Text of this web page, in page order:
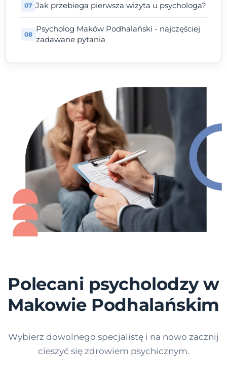
Jak przebiega pierwsza wizyta u psychologa?
Psycholog Maków Podhalański - najczęściej
zadawane pytania
Polecani psycholodzy w
Makowie Podhalańskim
Wybierz dowolnego specjalistę i na nowo zacznij
cieszyć się zdrowiem psychicznym.